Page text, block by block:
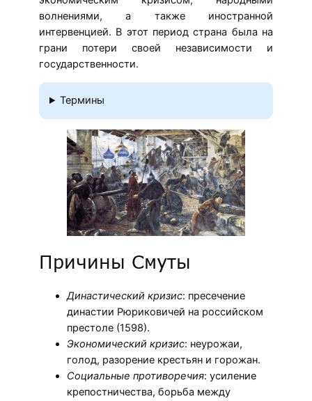
волнениями, а также иностранной
интервенцией. В этот период страна была на
грани потери своей независимости и
государственности.
Термины
Причины Смуты
Династический кризис: пресечение
династии Рюриковичей на российском
престоле (1598).
Экономический кризис: неурожаи,
голод, разорение крестьян и горожан.
Социальные противоречия: усиление
крепостничества, борьба между